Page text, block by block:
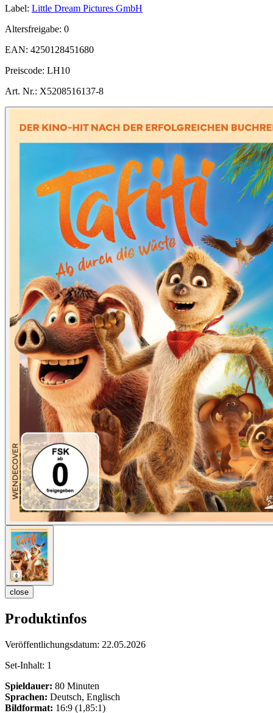
Label: Little Dream Pictures GmbH
Altersfreigabe: 0
EAN: 4250128451680
Preiscode: LH10
Art. Nr.: X5208516137-8
close
Produktinfos
Veröffentlichungsdatum: 22.05.2026
Set-Inhalt: 1
Spieldauer: 80 Minuten
Sprachen: Deutsch, Englisch
Bildformat: 16:9 (1,85:1)